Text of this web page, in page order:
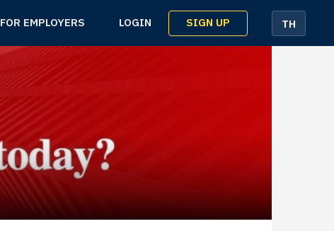
FOR EMPLOYERS LOGIN SIGN UP TH